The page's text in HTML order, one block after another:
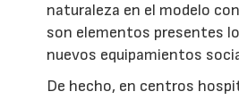
naturaleza en el modelo
son elementos presentes
nuevos equipamientos
De hecho, en centros